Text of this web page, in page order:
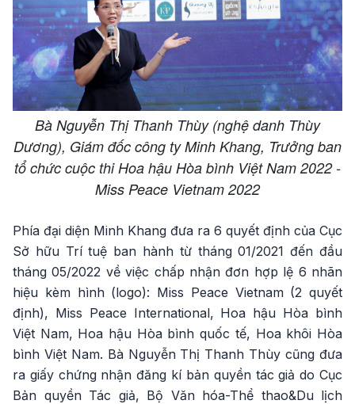
Bà Nguyễn Thị Thanh Thùy (nghệ danh Thùy
Dương), Giám đốc công ty Minh Khang, Trưởng ban
tổ chức cuộc thi Hoa hậu Hòa bình Việt Nam 2022 -
Miss Peace Vietnam 2022
Phía đại diện Minh Khang đưa ra 6 quyết định của Cục
Sở hữu Trí tuệ ban hành từ tháng 01/2021 đến đầu
tháng 05/2022 về việc chấp nhận đơn hợp lệ 6 nhãn
hiệu kèm hình (logo): Miss Peace Vietnam (2 quyết
định), Miss Peace International, Hoa hậu Hòa bình
Việt Nam, Hoa hậu Hòa bình quốc tế, Hoa khôi Hòa
bình Việt Nam. Bà Nguyễn Thị Thanh Thùy cũng đưa
ra giấy chứng nhận đăng kí bản quyền tác giả do Cục
Bản quyền Tác giả, Bộ Văn hóa-Thể thao&Du lịch